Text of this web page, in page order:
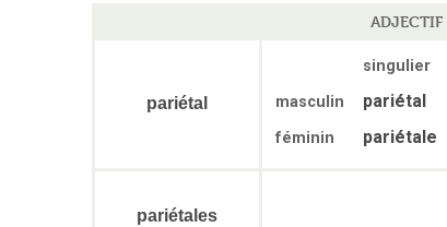
ADJECTIF
pariétal
singulier
masculin
pariétal
féminin pariétale
pariétales